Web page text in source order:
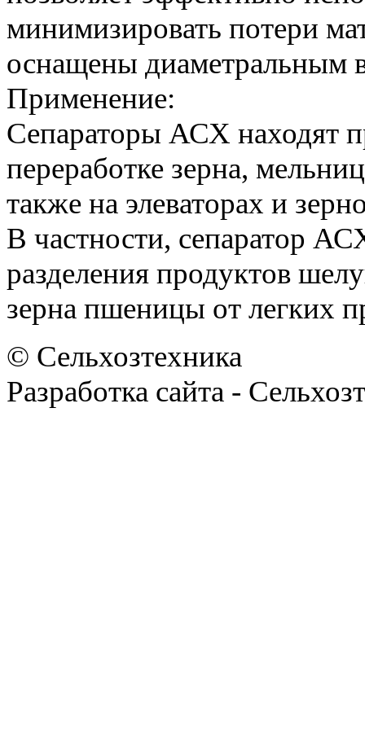
минимизировать потери
оснащены диаметральным
Применение:
Сепараторы АСХ находят
переработке зерна,
также на элеваторах и
В частности, сепаратор
разделения продуктов
зерна пшеницы от легких
© Сельхозтехника
Разработка сайта -